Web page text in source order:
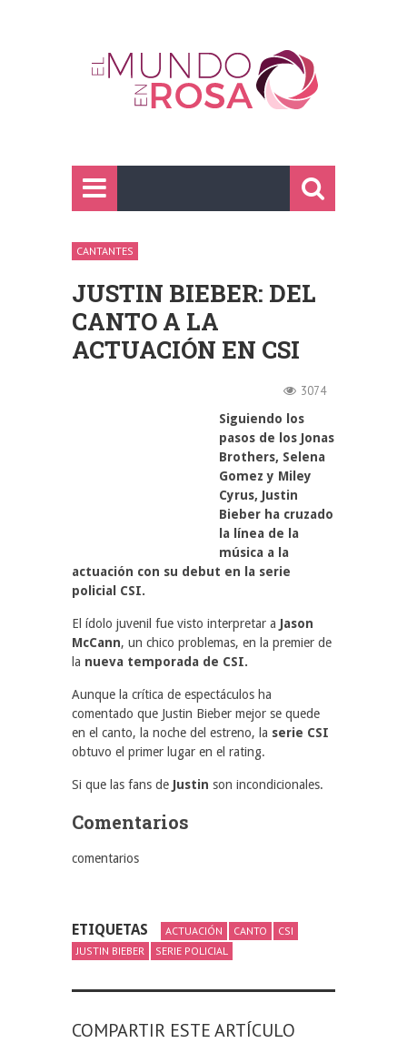
CANTANTES
JUSTIN BIEBER: DEL
CANTO A LA
ACTUACIÓN EN CSI
3074
Siguiendo los
pasos de los Jonas
Brothers, Selena
Gomez y Miley
Cyrus, Justin
Bieber ha cruzado
la línea de la
música a la
actuación con su debut en la serie
policial CSI.
El ídolo juvenil fue visto interpretar a Jason
McCann, un chico problemas, en la premier de
la nueva temporada de CSI.
Aunque la crítica de espectáculos ha
comentado que Justin Bieber mejor se quede
en el canto, la noche del estreno, la serie CSI
obtuvo el primer lugar en el rating.
Si que las fans de Justin son incondicionales.
Comentarios
comentarios
ETIQUETAS ACTUACIÓN CANTO
CSI
JUSTIN BIEBER
SERIE POLICIAL
COMPARTIR ESTE ARTÍCULO